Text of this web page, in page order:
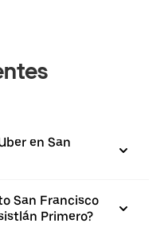
en San
San Francisco
Primero?